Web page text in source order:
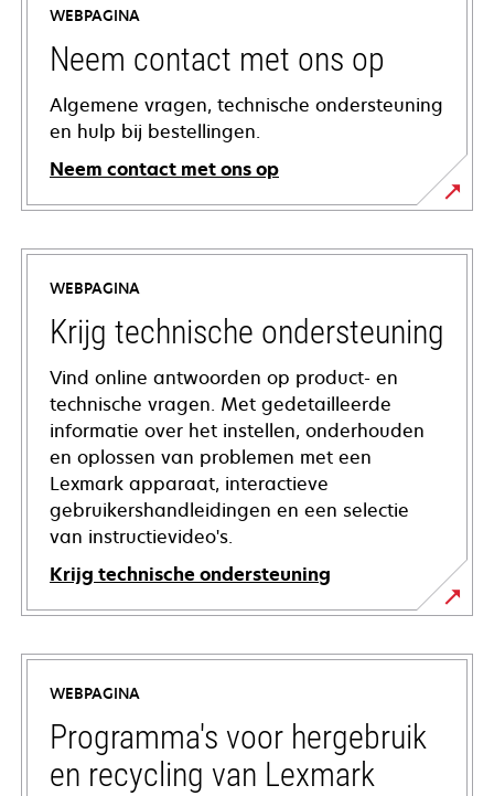
WEBPAGINA
Neem contact met ons op
Algemene vragen, technische ondersteuning
en hulp bij bestellingen.
Neem contact met ons op
WEBPAGINA
Krijg technische ondersteuning
Vind online antwoorden op product- en
technische vragen. Met gedetailleerde
informatie over het instellen, onderhouden
en oplossen van problemen met een
Lexmark apparaat, interactieve
gebruikershandleidingen en een selectie
van instructievideo's.
Krijg technische ondersteuning
opens
in
new
tab
WEBPAGINA
Programma's voor hergebruik
en recycling van Lexmark